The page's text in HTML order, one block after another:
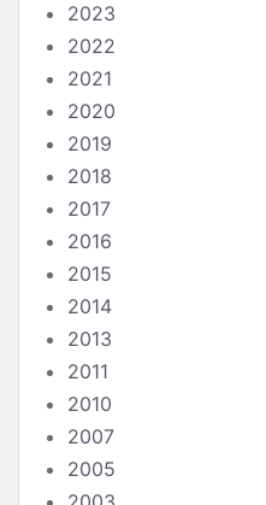
2023
2022
2021
2020
2019
2018
2017
2016
2015
2014
2013
2011
2010
2007
2005